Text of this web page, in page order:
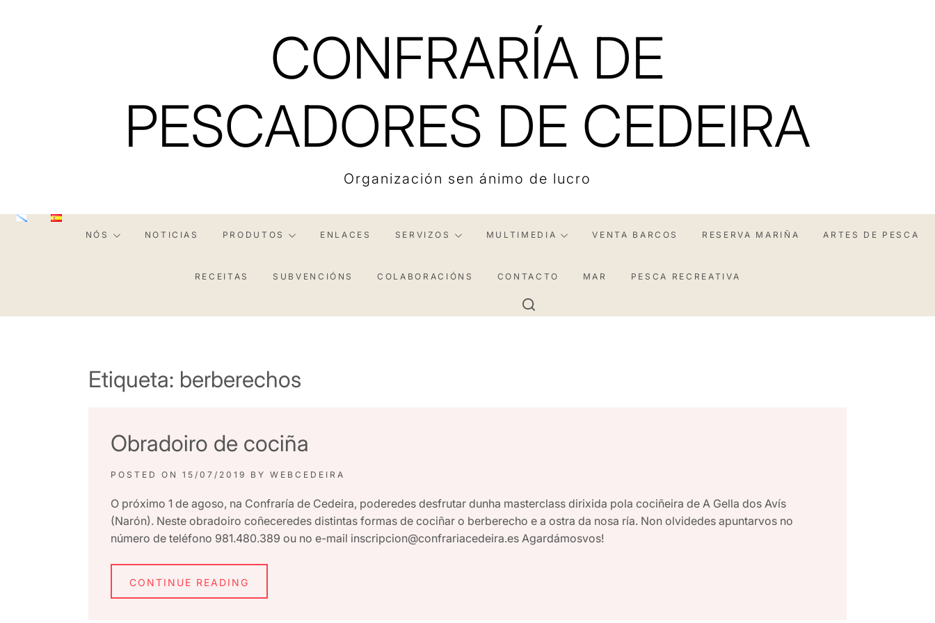
CONFRARÍA DE
PESCADORES DE CEDEIRA
Organización sen ánimo de lucro
NÓS NOTICIAS PRODUTOS ENLACES SERVIZOS MULTIMEDIA VENTA BARCOS RESERVA MARIÑA ARTES DE PESCA
RECEITAS SUBVENCIÓNS COLABORACIÓNS CONTACTO MAR PESCA RECREATIVA
Etiqueta: berberechos
Obradoiro de cociña
POSTED ON 15/07/2019 BY WEBCEDEIRA
O próximo 1 de agoso, na Confraría de Cedeira, poderedes desfrutar dunha masterclass dirixida pola cociñeira de A Gella dos Avís
(Narón). Neste obradoiro coñeceredes distintas formas de cociñar o berberecho e a ostra da nosa ría. Non olvidedes apuntarvos no
número de teléfono 981.480.389 ou no e-mail inscripcion@confrariacedeira.es Agardámosvos!
CONTINUE READING